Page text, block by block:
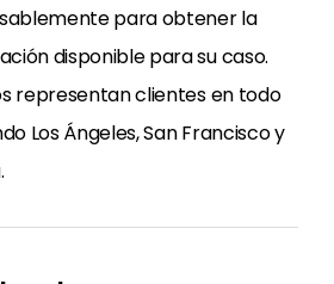
para obtener la
disponible para su caso.
representan clientes en todo
Los Ángeles, San Francisco y